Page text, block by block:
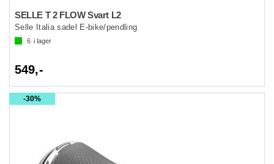
SELLE T 2 FLOW Svart L2
Selle Italia sadel E-bike/pendling
6 i lager
549,-
30%